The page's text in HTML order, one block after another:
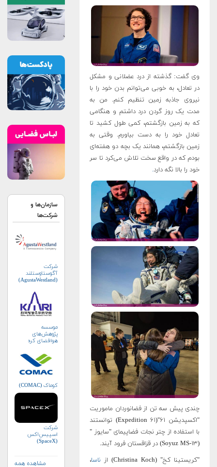
وی گفت: گذشته از درد عضلانی و مشکل
در تعادل، به خوبی می‌توانم بدن خود را با
نیروی جاذبه زمین تنظیم کنم. من به
مدت یک روز گردن درد داشتم و هنگامی
که به زمین بازگشتم، کمی طول کشید تا
تعادل خود را به دست بیاورم. وقتی به
زمین بازگشتم، همانند یک بچه دو هفته‌ای
بودم که در واقع سخت تلاش می‌کرد تا سر
خود را بالا نگه دارد.
چندی پیش سه تن از فضانوردان ماموریت
"اکسپدیشن ۶۱"(Expedition ۶۱) توانستند
با استفاده از چتر نجات فضاپیمای "سایوز "
(Soyuz MS-۱۳) در قزاقستان فرود آیند.
"کریستینا کخ" (Christina Koch) از
ناسا،
سازمان‌ها و
شرکت‌ها
شرکت
آگوستاوستلند
(AgustaWestland)
موسسه
پژوهش‌های
هوافضای کره
کوماک (COMAC)
شرکت
اسپیس‌اکس
(SpaceX)
مشاهده همه